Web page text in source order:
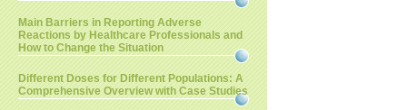
Main Barriers in Reporting Adverse
Reactions by Healthcare Professionals and
How to Change the Situation
Different Doses for Different Populations: A
Comprehensive Overview with Case Studies